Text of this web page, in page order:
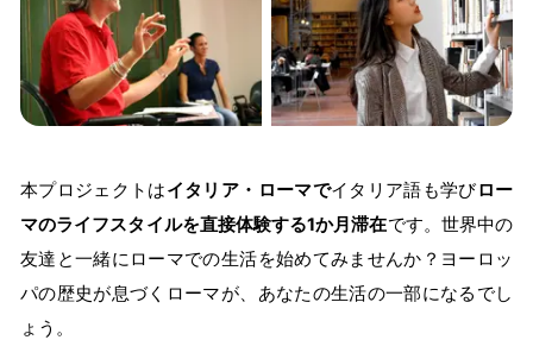
本プロジェクトはイタリア・ローマでイタリア語も学びロー
マのライフスタイルを直接体験する1か月滞在です。世界中の
友達と一緒にローマでの生活を始めてみませんか？ヨーロッ
パの歴史が息づくローマが、あなたの生活の一部になるでし
ょう。